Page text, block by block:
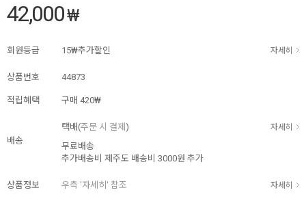
42,000₩
회원등급 15₩추가할인 자세히
상품번호 44873
적립혜택 구매 420₩
배송
택배(주문 시 결제 ) 자세히
무료배송
추가배송비 제주도 배송비 3000원 추가
상품정보 우측 '자세히' 참조 자세히